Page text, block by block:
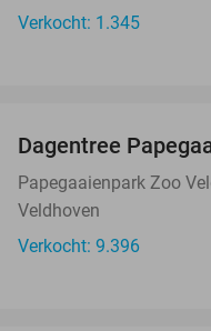
Verkocht: 1.345
Dagentree
Papegaaienpark Zoo
Veldhoven
Verkocht: 9.396